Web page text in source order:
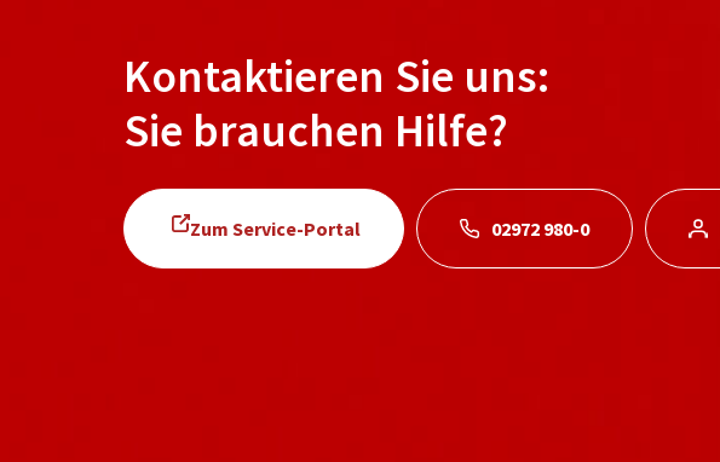
Kontaktieren Sie uns:
Sie brauchen Hilfe?
Zum Service-Portal 02972 980-0